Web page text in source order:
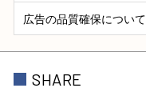
広告の品質確保について
SHARE